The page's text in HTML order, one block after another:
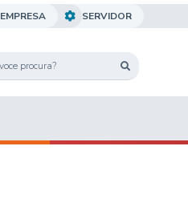
EMPRESA SERVIDOR